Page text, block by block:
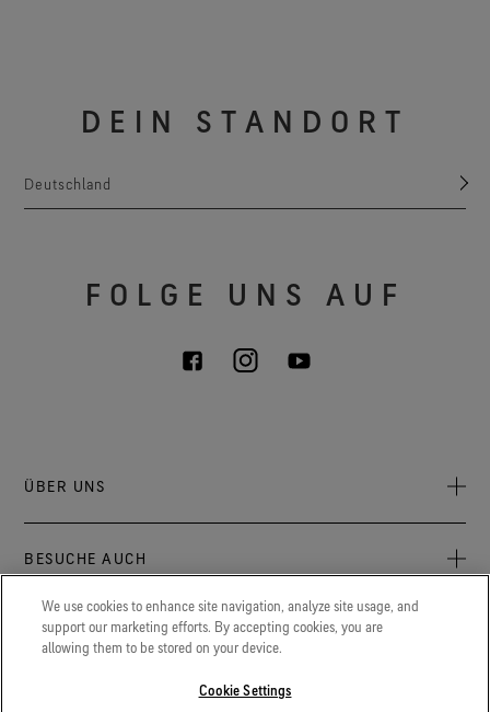
DEIN STANDORT
Deutschland
BESUCHE AUCH
Press Newsroom
Aktuelles zu GORE‑TEX® Produkten, Events und Erlebnissen.
Extremer Schutz für Feuerwehr, Polizei und andere
FOLGE UNS AUF
ÜBER UNS
Verantwortung
Archive: PFC Goal
LEGAL
We use cookies to enhance site navigation, analyze site usage, and
support our marketing efforts. By accepting cookies, you are
allowing them to be stored on your device.
Cookie Settings